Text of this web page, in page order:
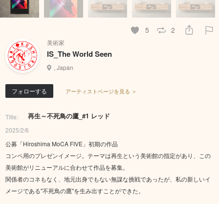
5 2
美術家
IS_The World Seen
, Japan
フォローする アーティストページを見る ＞
Title: 再生～不死鳥の鷹_#1 レッド
2025/2/6
公募「Hiroshima MoCA FIVE」初期の作品
コンペ用のプレゼンイメージ。テーマは再生という美術館の指定があり、この
美術館がリニューアルに合わせて作品を募集。
関係者のコネもなく、地元出身でもない無謀な挑戦であったが、私の新しいイ
メージである"不死鳥の鷹"を生み出すことができた。